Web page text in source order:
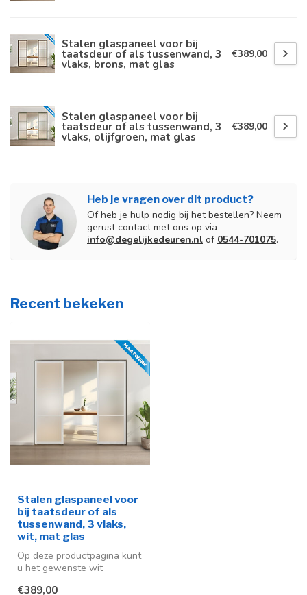
Stalen glaspaneel voor bij
taatsdeur of als tussenwand, 3
vlaks, brons, mat glas
€389,00
Stalen glaspaneel voor bij
taatsdeur of als tussenwand, 3
vlaks, olijfgroen, mat glas
€389,00
Heb je vragen over dit product?
Of heb je hulp nodig bij het bestellen? Neem
gerust contact met ons op via
info@degelijkedeuren.nl of 0544-701075.
Recent bekeken
Stalen glaspaneel voor
bij taatsdeur of als
tussenwand, 3 vlaks,
wit, mat glas
Op deze productpagina kunt
u het gewenste wit
€389,00